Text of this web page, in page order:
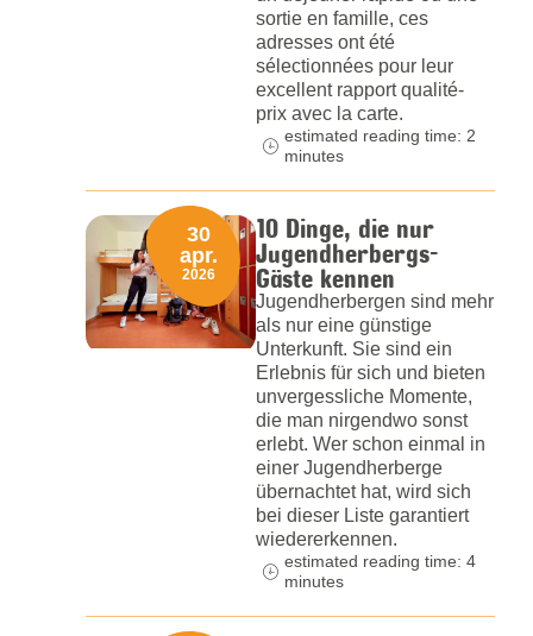
sortie en famille, ces
adresses ont été
sélectionnées pour leur
excellent rapport qualité-
prix avec la carte.
estimated reading time: 2
minutes
10 Dinge, die nur
Jugendherbergs-
Gäste kennen
Jugendherbergen sind mehr
als nur eine günstige
Unterkunft. Sie sind ein
Erlebnis für sich und bieten
unvergessliche Momente,
die man nirgendwo sonst
erlebt. Wer schon einmal in
einer Jugendherberge
übernachtet hat, wird sich
bei dieser Liste garantiert
wiedererkennen.
30
apr.
2026
estimated reading time: 4
minutes